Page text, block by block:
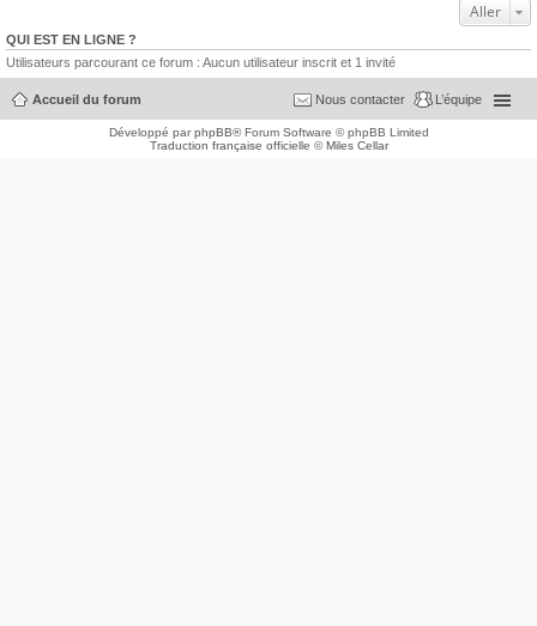
Aller
QUI EST EN LIGNE ?
Utilisateurs parcourant ce forum : Aucun utilisateur inscrit et 1 invité
Accueil du forum L’équipe
Nous contacter
Développé parphpBB® Forum Software © phpBB Limited
Traduction française officielle ©Miles Cellar